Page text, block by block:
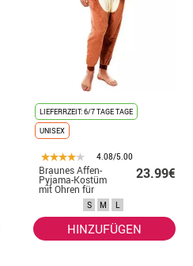
LIEFERRZEIT: 6/7 TAGE TAGE
UNISEX
4.08/5.00
Braunes Affen-
Pyjama-Kostüm
mit Ohren für
23.99€
S M L
HINZUFÜGEN